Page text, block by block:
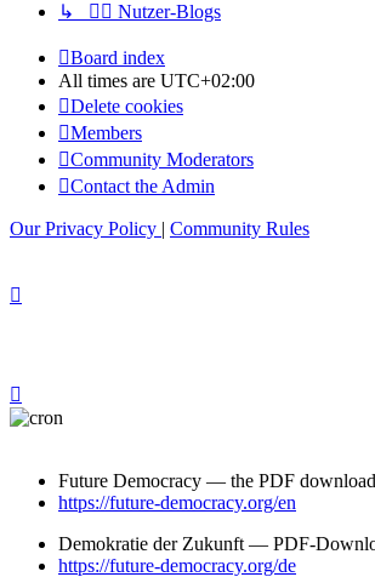
↳ ✍🏽 Nutzer-Blogs
Board index
All times are UTC+02:00
Delete cookies
Members
Community Moderators
Contact the Admin
Our Privacy Policy | Community Rules
Future Democracy — the PDF
https://future-democracy.org/en
Demokratie der Zukunft — PDF-
https://future-democracy.org/de